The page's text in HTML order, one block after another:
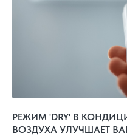
РЕЖИМ 'DRY' В
ВОЗДУХА УЛУЧШАЕТ